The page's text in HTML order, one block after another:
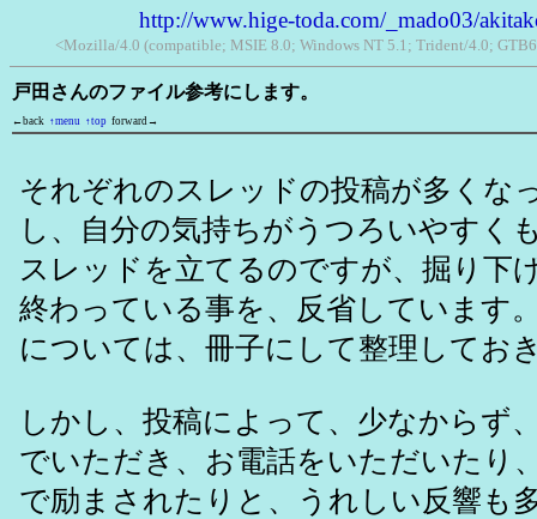
http://www.hige-toda.com/_mado03/
<Mozilla/4.0 (compatible; MSIE 8.0; Windows NT 5.1; Trident/4.0;
戸田さんのファイル参考にします。
←back ↑menu ↑top forward→
それぞれのスレッドの投稿が多くな
し、自分の気持ちがうつろいやすく
スレッドを立てるのですが、掘り下
終わっている事を、反省しています
については、冊子にして整理してお
しかし、投稿によって、少なからず
でいただき、お電話をいただいたり
で励まされたりと、うれしい反響も